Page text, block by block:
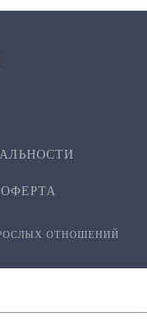
ОТНОШЕНИЙ